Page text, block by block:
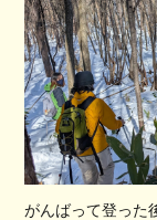
がんばって登った